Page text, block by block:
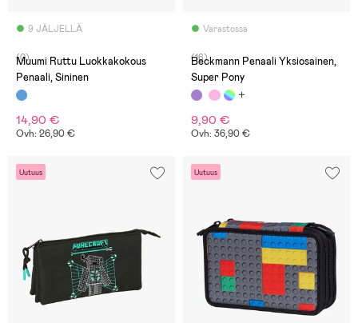
9 JÄLJELLÄ
(0)
Muumi Ruttu Luokkakokous
Penaali, Sininen
14,90 €
Ovh: 26,90 €
Varastossa
(16)
Beckmann Penaali Yksiosainen,
Super Pony
9,90 €
Ovh: 36,90 €
Uutuus Uutuus